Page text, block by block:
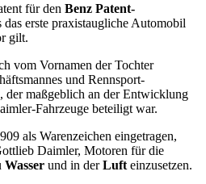
für den Benz Patent-
das erste praxistaugliche Automobil
gilt.
vom Vornamen der Tochter
und Rennsport-
der maßgeblich an der Entwicklung
Fahrzeuge beteiligt war.
als Warenzeichen eingetragen,
Daimler, Motoren für die
Wasser und in derLuft einzusetzen.